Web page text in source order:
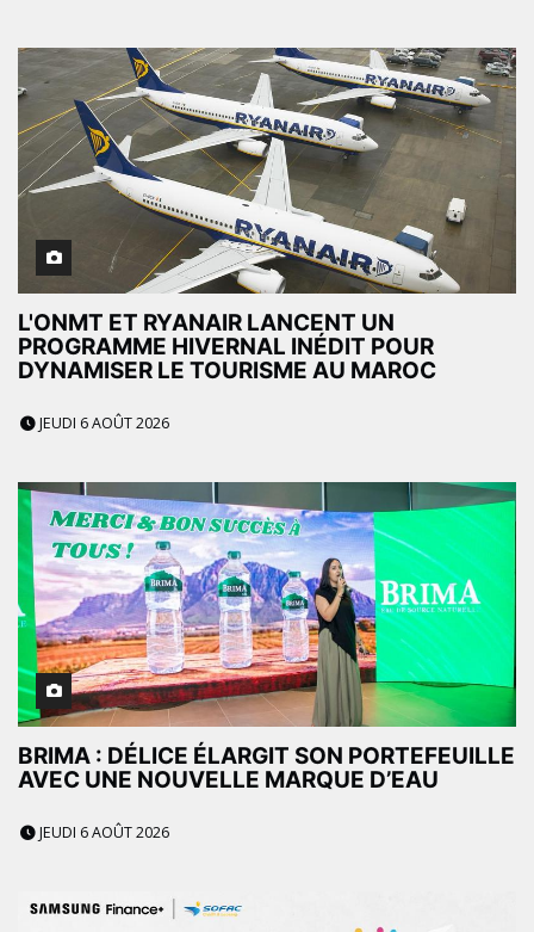
L'ONMT ET RYANAIR LANCENT UN
PROGRAMME HIVERNAL INÉDIT POUR
DYNAMISER LE TOURISME AU MAROC
JEUDI 6 AOÛT 2026
BRIMA : DÉLICE ÉLARGIT SON PORTEFEUILLE
AVEC UNE NOUVELLE MARQUE D’EAU
JEUDI 6 AOÛT 2026